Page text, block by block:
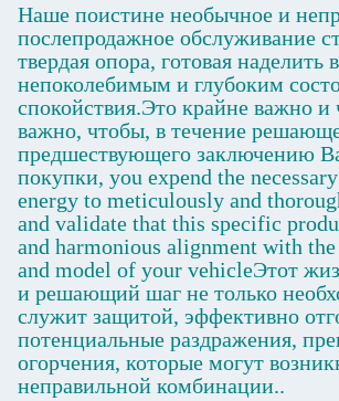
Наше поистине необычное и
послепродажное обслуживание
твердая опора, готовая наделить
непоколебимым и глубоким
спокойствия.Это крайне важно и
важно, чтобы, в течение
предшествующего заключению
покупки, you expend the
energy to meticulously and
and validate that this specific
and harmonious alignment with
and model of your vehicleЭтот
и решающий шаг не только
служит защитой, эффективно
потенциальные раздражения,
огорчения, которые могут
неправильной комбинации..